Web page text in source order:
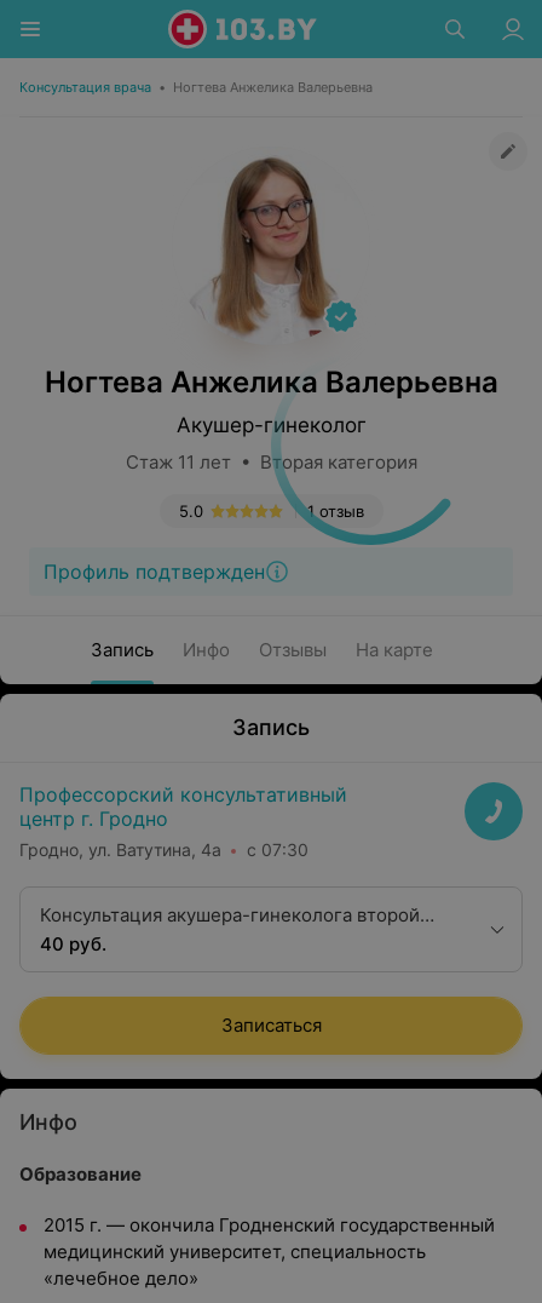
Консультация врача • Ногтева Анжелика Валерьевна
Ногтева Анжелика Валерьевна
Акушер-гинеколог
Стаж 11 лет • Вторая категория
1 отзыв
5.0
Профиль подтвержден
Запись Инфо Отзывы На карте
Запись
Профессорский консультативный
центр г. Гродно
Гродно, ул. Ватутина, 4а с 07:30
Консультация акушера-гинеколога второй
квалификационной категории
40 руб.
Записаться
Инфо
Образование
2015 г. — окончила Гродненский государственный
медицинский университет, специальность
«лечебное дело»